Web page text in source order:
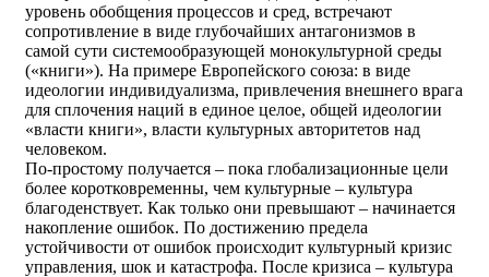
уровень обобщения процессов и сред, встречают
сопротивление в виде глубочайших антагонизмов в
самой сути системообразующей монокультурной среды
(«книги»). На примере Европейского союза: в виде
идеологии индивидуализма, привлечения внешнего врага
для сплочения наций в единое целое, общей идеологии
«власти книги», власти культурных авторитетов над
человеком.
По-простому получается – пока глобализационные цели
более коротковременны, чем культурные – культура
благоденствует. Как только они превышают – начинается
накопление ошибок. По достижению предела
устойчивости от ошибок происходит культурный кризис
управления, шок и катастрофа. После кризиса – культура